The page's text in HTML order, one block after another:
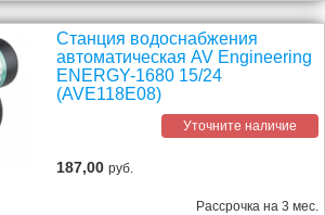
Станция водоснабжения
автоматическая AV Engineering
ENERGY-1680 15/24
(AVE118E08)
Уточните наличие
187,00руб.
Рассрочка на 3 мес.